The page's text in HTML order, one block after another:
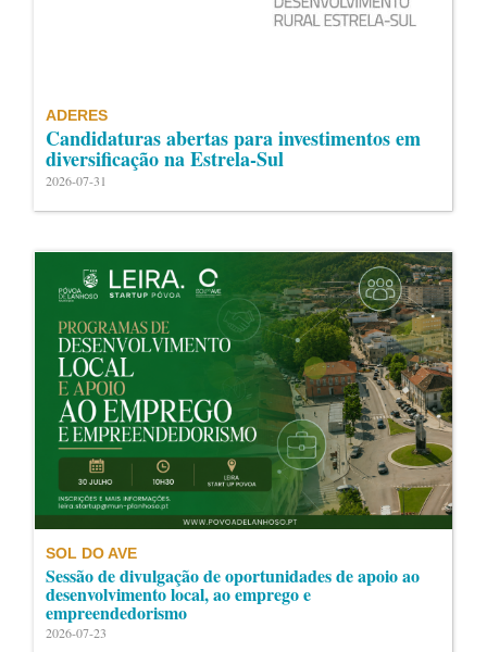
ADERES
Candidaturas abertas para investimentos em
diversificação na Estrela-Sul
2026-07-31
SOL DO AVE
Sessão de divulgação de oportunidades de apoio ao
desenvolvimento local, ao emprego e
empreendedorismo
2026-07-23